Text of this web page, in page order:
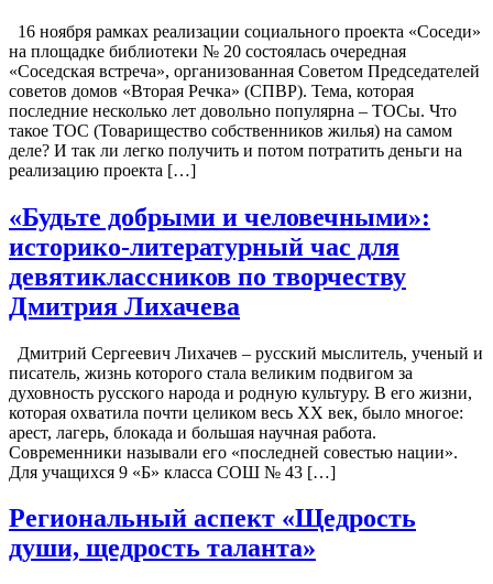
16 ноября рамках реализации социального проекта «Соседи»
на площадке библиотеки № 20 состоялась очередная
«Соседская встреча», организованная Советом Председателей
советов домов «Вторая Речка» (СПВР). Тема, которая
последние несколько лет довольно популярна – ТОСы. Что
такое ТОС (Товарищество собственников жилья) на самом
деле? И так ли легко получить и потом потратить деньги на
реализацию проекта […]
«Будьте добрыми и человечными»:
историко-литературный час для
девятиклассников по творчеству
Дмитрия Лихачева
Дмитрий Сергеевич Лихачев – русский мыслитель, ученый и
писатель, жизнь которого стала великим подвигом за
духовность русского народа и родную культуру. В его жизни,
которая охватила почти целиком весь XX век, было многое:
арест, лагерь, блокада и большая научная работа.
Современники называли его «последней совестью нации».
Для учащихся 9 «Б» класса СОШ № 43 […]
Региональный аспект «Щедрость
души, щедрость таланта»